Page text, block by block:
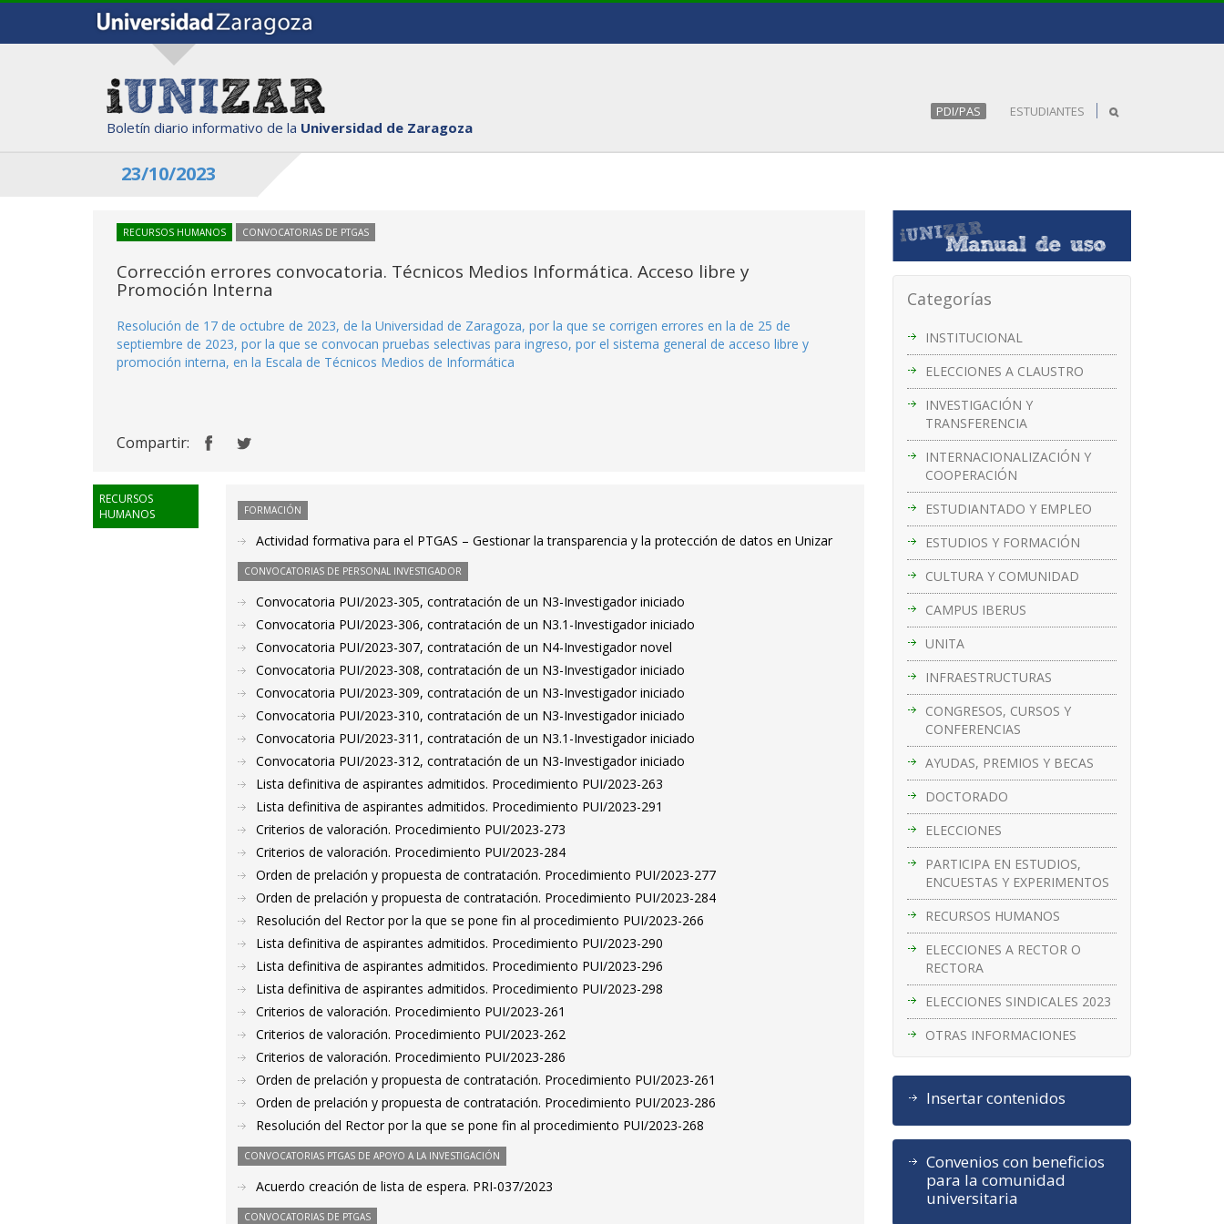
Boletín diario informativo de la Universidad de Zaragoza
PDI/PAS ESTUDIANTES
23/10/2023
Categorías
INSTITUCIONAL
ELECCIONES A CLAUSTRO
INVESTIGACIÓN Y
TRANSFERENCIA
INTERNACIONALIZACIÓN Y
COOPERACIÓN
ESTUDIANTADO Y EMPLEO
ESTUDIOS Y FORMACIÓN
CULTURA Y COMUNIDAD
CAMPUS IBERUS
UNITA
INFRAESTRUCTURAS
CONGRESOS, CURSOS Y
CONFERENCIAS
AYUDAS, PREMIOS Y BECAS
DOCTORADO
ELECCIONES
PARTICIPA EN ESTUDIOS,
ENCUESTAS Y EXPERIMENTOS
RECURSOS HUMANOS
ELECCIONES A RECTOR O
RECTORA
ELECCIONES SINDICALES 2023
OTRAS INFORMACIONES
Insertar contenidos
Convenios con beneficios
para la comunidad
universitaria
RECURSOS HUMANOS CONVOCATORIAS DE PTGAS
Corrección errores convocatoria. Técnicos Medios Informática. Acceso libre y
Promoción Interna
Resolución de 17 de octubre de 2023, de la Universidad de Zaragoza, por la que se corrigen errores en la de 25 de
septiembre de 2023, por la que se convocan pruebas selectivas para ingreso, por el sistema general de acceso libre y
promoción interna, en la Escala de Técnicos Medios de Informática
Compartir:
RECURSOS
HUMANOS
FORMACIÓN
Actividad formativa para el PTGAS – Gestionar la transparencia y la protección de datos en Unizar
CONVOCATORIAS DE PERSONAL INVESTIGADOR
Convocatoria PUI/2023-305, contratación de un N3-Investigador iniciado
Convocatoria PUI/2023-306, contratación de un N3.1-Investigador iniciado
Convocatoria PUI/2023-307, contratación de un N4-Investigador novel
Convocatoria PUI/2023-308, contratación de un N3-Investigador iniciado
Convocatoria PUI/2023-309, contratación de un N3-Investigador iniciado
Convocatoria PUI/2023-310, contratación de un N3-Investigador iniciado
Convocatoria PUI/2023-311, contratación de un N3.1-Investigador iniciado
Convocatoria PUI/2023-312, contratación de un N3-Investigador iniciado
Lista definitiva de aspirantes admitidos. Procedimiento PUI/2023-263
Lista definitiva de aspirantes admitidos. Procedimiento PUI/2023-291
Criterios de valoración. Procedimiento PUI/2023-273
Criterios de valoración. Procedimiento PUI/2023-284
Orden de prelación y propuesta de contratación. Procedimiento PUI/2023-277
Orden de prelación y propuesta de contratación. Procedimiento PUI/2023-284
Resolución del Rector por la que se pone fin al procedimiento PUI/2023-266
Lista definitiva de aspirantes admitidos. Procedimiento PUI/2023-290
Lista definitiva de aspirantes admitidos. Procedimiento PUI/2023-296
Lista definitiva de aspirantes admitidos. Procedimiento PUI/2023-298
Criterios de valoración. Procedimiento PUI/2023-261
Criterios de valoración. Procedimiento PUI/2023-262
Criterios de valoración. Procedimiento PUI/2023-286
Orden de prelación y propuesta de contratación. Procedimiento PUI/2023-261
Orden de prelación y propuesta de contratación. Procedimiento PUI/2023-286
Resolución del Rector por la que se pone fin al procedimiento PUI/2023-268
CONVOCATORIAS PTGAS DE APOYO A LA INVESTIGACIÓN
Acuerdo creación de lista de espera. PRI-037/2023
CONVOCATORIAS DE PTGAS